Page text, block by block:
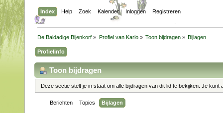
Index Help Zoek Kalender Inloggen Registreren
De Baldadige Bijenkorf » Profiel van Karlo» Toon bijdragen» Bijlagen
Profielinfo
Toon bijdragen
Deze sectie stelt je in staat om alle bijdragen van dit lid te bekijken. Je
Berichten Topics Bijlagen